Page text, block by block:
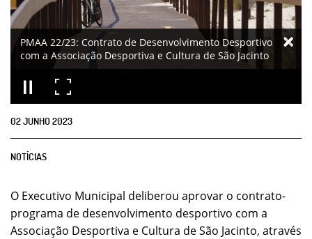
PMAA 22/23: Contrato de Desenvolvimento Desportivo
com a Associação Desportiva e Cultura de São Jacinto
02JUNHO2023
NOTÍCIAS
O Executivo Municipal deliberou aprovar o contrato-
programa de desenvolvimento desportivo com a
Associação Desportiva e Cultura de São Jacinto, através